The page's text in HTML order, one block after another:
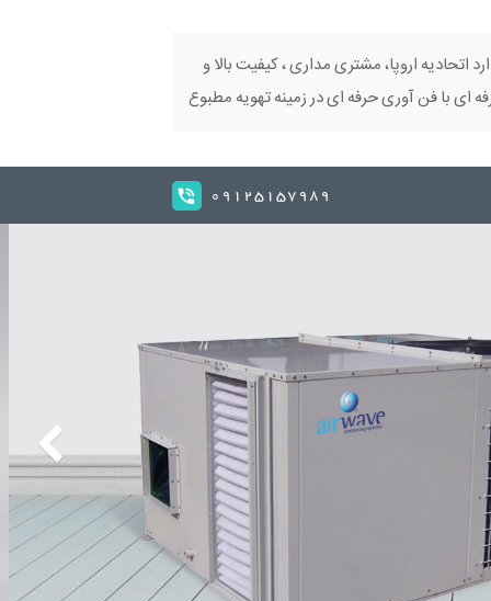
اتحادیه اروپا، مشتری مداری ، کیفیت بالا و
ای با فن آوری حرفه ای در زمینه تهویه مطبوع
09125157989